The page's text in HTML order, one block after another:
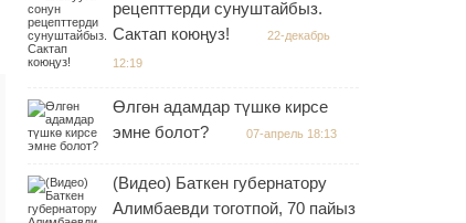
рецепттерди сунуштайбыз.
Сактап коюңуз!
22-декабрь
12:19
Өлгөн адамдар түшкө кирсе
эмне болот?
07-апрель 18:13
(Видео) Баткен губернатору
Алимбаевди тоготпой, 70 пайыз